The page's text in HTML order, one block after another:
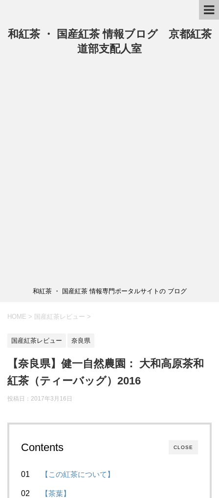
和紅茶 ・ 国産紅茶 情報ブログ 京都紅茶
道部支配人室
和紅茶 ・ 国産紅茶 情報専門ポータルサイトの ブログ
HOME > 国産紅茶レビュー >
国産紅茶レビュー 奈良県
【奈良県】健一自然農園： 大和高原茶和
紅茶（ティーバッグ）2016
投稿日：2017年3月16日
CLOSE
Contents
【この紅茶について】
【茶葉】